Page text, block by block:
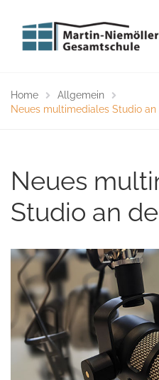
Home
Allgemein
Neues multimediales Studio an
Neues
Studio an